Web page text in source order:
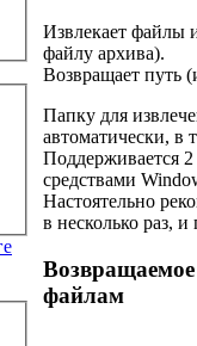
Извлекает файлы
файлу архива).
Возвращает путь
Папку для
автоматически, в
Поддерживается
средствами
Настоятельно
в несколько раз,
Возвращаемое
файлам